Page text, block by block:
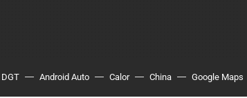
DGT Android Auto Calor China Google Maps